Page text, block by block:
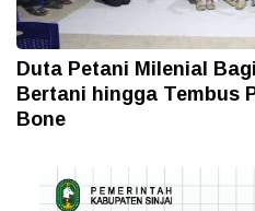
Duta Petani Milenial
Bertani hingga Tembus
Bone